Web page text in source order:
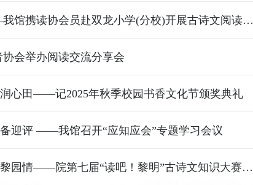
诗韵润童心 书香伴成长——我馆携读协会员赴双龙小学(分校)开展古诗文阅读助学活动
会举办阅读交流分享会
心田——记2025年秋季校园书香文化节颁奖典礼
迎评 ——我馆召开“应知应会”专题学习会议
一卷诗词春日宴，千般风雅黎园情——院第七届“读吧！黎明”古诗文知识大赛圆满落幕